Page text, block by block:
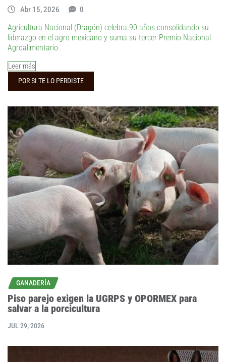
Abr 15, 2026 0
Agricultura Nacional (Dragón) celebra 90 años consolidando su
liderazgo en el agro mexicano y suma su tercer Premio Nacional
Agroalimentario
Leer más
POR SI TE LO PERDISTE
GANADERÍA
Piso parejo exigen la UGRPS y OPORMEX para
salvar a la porcicultura
JUL 29, 2026